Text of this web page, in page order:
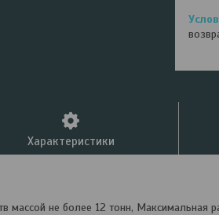
Характеристики
массой не более 12 тонн, Максимальная